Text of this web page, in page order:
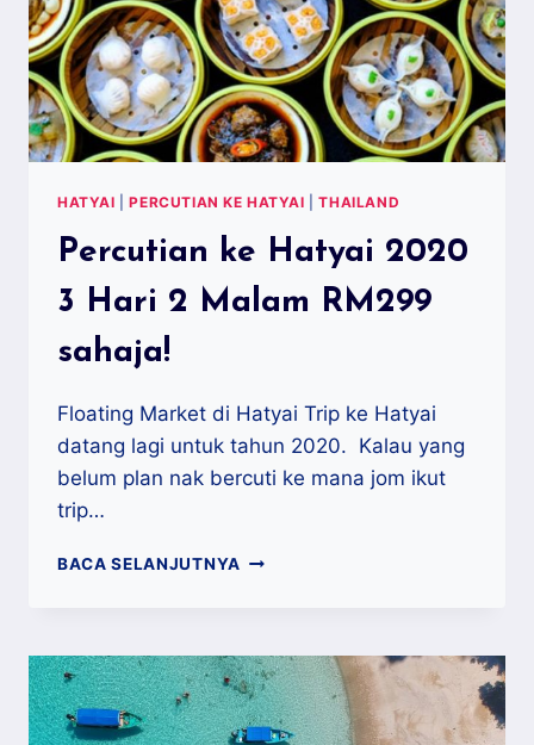
HATYAI |PERCUTIAN KE HATYAI |THAILAND
Percutian ke Hatyai 2020
3 Hari 2 Malam RM299
sahaja!
Floating Market di Hatyai Trip ke Hatyai
datang lagi untuk tahun 2020. Kalau yang
belum plan nak bercuti ke mana jom ikut
trip…
BACA SELANJUTNYA PERCUTIAN
3
HARI
2
MALAM